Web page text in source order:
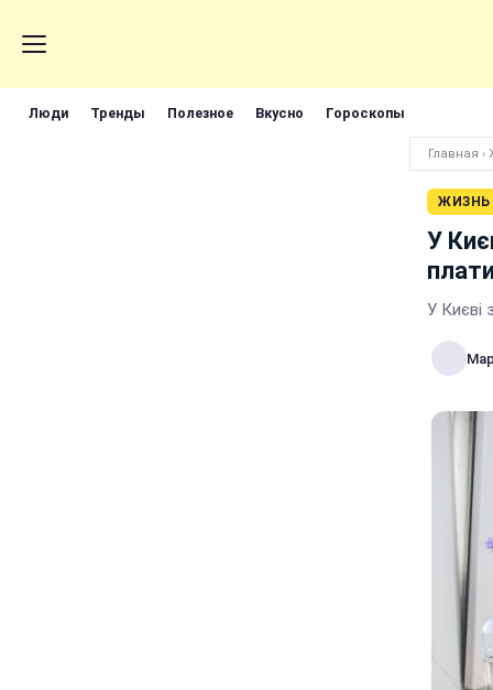
Люди Тренды Полезное Вкусно Гороскопы
Главная ›
ЖИЗНЬ
У
У Києві